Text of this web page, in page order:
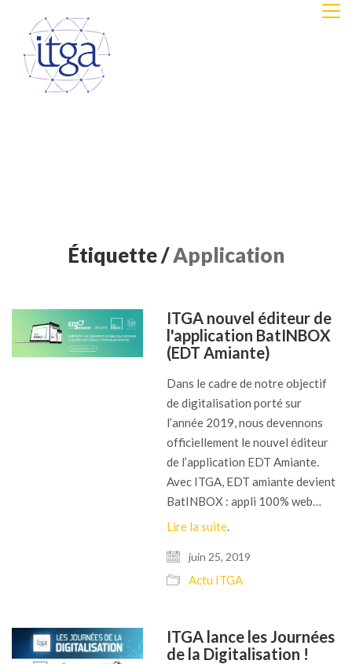
Étiquette /Application
ITGA nouvel éditeur de
l'application BatINBOX
(EDT Amiante)
Dans le cadre de notre objectif
de digitalisation porté sur
l’année 2019, nous devennons
officiellement le nouvel éditeur
de l’application EDT Amiante.
Avec ITGA, EDT amiante devient
BatINBOX : appli 100% web…
Lire la suite
juin 25, 2019
Actu ITGA
ITGA lance les Journées
de la Digitalisation !